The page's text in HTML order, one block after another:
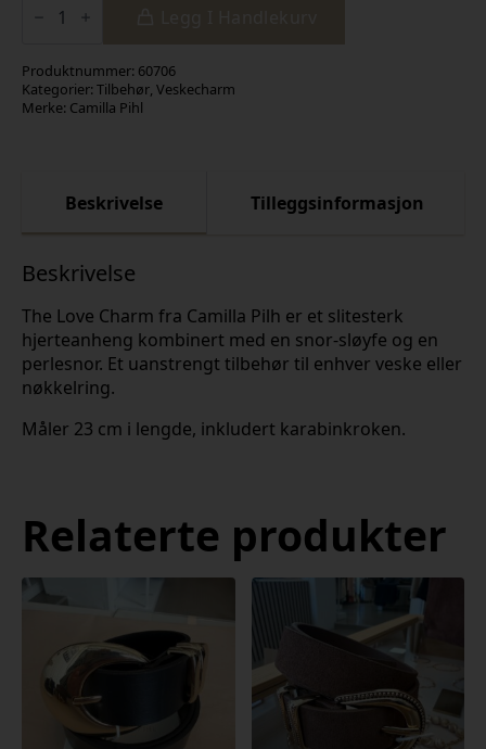
Produktnummer: 60706
Kategorier: Tilbehør, Veskecharm
Merke: Camilla Pihl
Beskrivelse Tilleggsinformasjon
Beskrivelse
The Love Charm fra Camilla Pilh er et slitesterk
hjerteanheng kombinert med en snor-sløyfe og en
perlesnor. Et uanstrengt tilbehør til enhver veske eller
nøkkelring.
Måler 23 cm i lengde, inkludert karabinkroken.
Relaterte produkter